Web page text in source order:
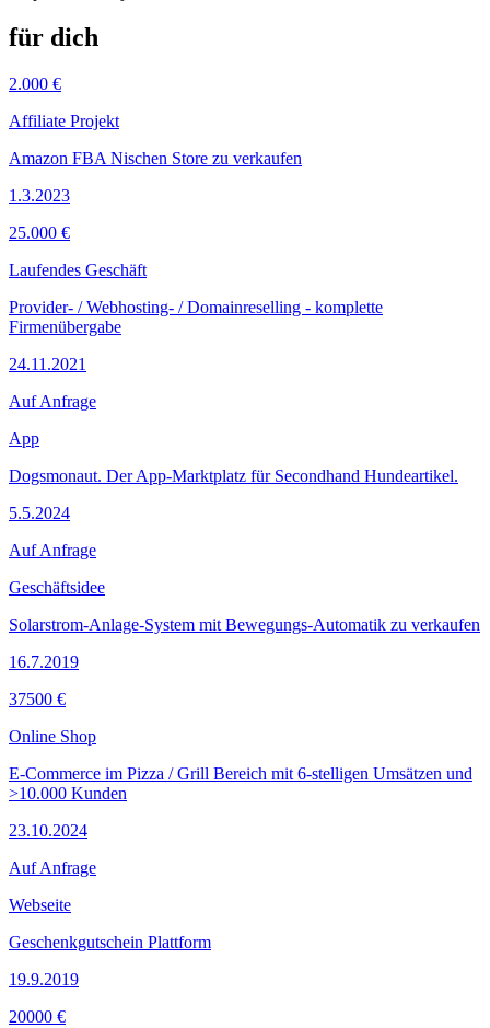
für dich
2.000 €
Affiliate Projekt
Amazon FBA Nischen Store zu verkaufen
1.3.2023
25.000 €
Laufendes Geschäft
Provider- / Webhosting- / Domainreselling - komplette
Firmenübergabe
24.11.2021
Auf Anfrage
App
Dogsmonaut. Der App-Marktplatz für Secondhand Hundeartikel.
5.5.2024
Auf Anfrage
Geschäftsidee
Solarstrom-Anlage-System mit Bewegungs-Automatik zu verkaufen
16.7.2019
37500 €
Online Shop
E-Commerce im Pizza / Grill Bereich mit 6-stelligen Umsätzen und
>10.000 Kunden
23.10.2024
Auf Anfrage
Webseite
Geschenkgutschein Plattform
19.9.2019
20000 €